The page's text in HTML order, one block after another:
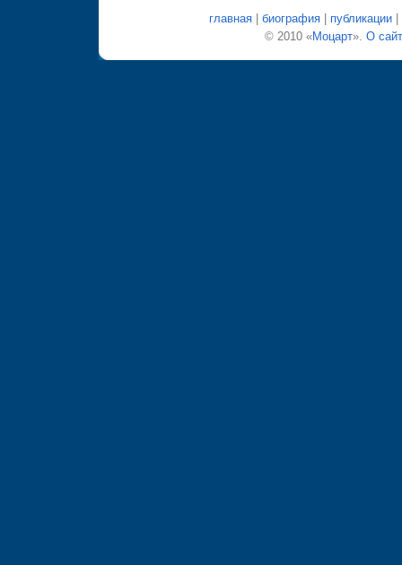
главная| биография| публикации|
© 2010 «Моцарт». О